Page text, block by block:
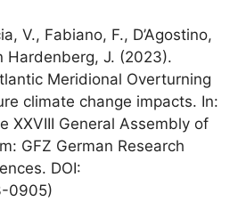
V., Fabiano, F., D’Agostino,
Hardenberg, J. (2023).
Meridional Overturning
climate change impacts. In:
XXVIII General Assembly of
GFZ German Research
DOI:
0905)